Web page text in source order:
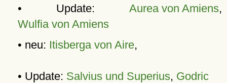
• Update: Aurea von Amiens,
Wulfia von Amiens
• neu: Itisberga von Aire,
• Update: Salvius und Superius, Godric